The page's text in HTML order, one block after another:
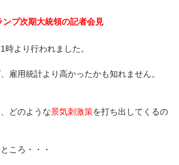
ンプ次期大統領の記者会見
より行われました。
雇用統計より高かったかも知れません。
どのような景気刺激策を打ち出してくるの
ころ・・・